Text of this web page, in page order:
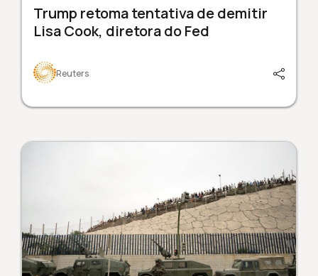
Trump retoma tentativa de demitir
Lisa Cook, diretora do Fed
Reuters